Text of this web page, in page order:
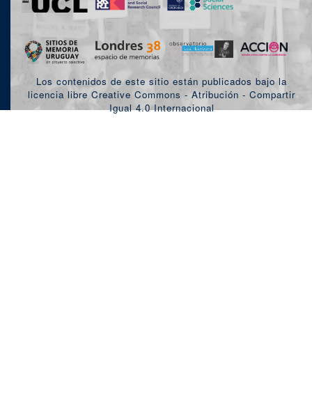
Los contenidos de este sitio están publicados bajo la
licencia libre Creative Commons - Atribución - Compartir
Igual 4.0 Internacional